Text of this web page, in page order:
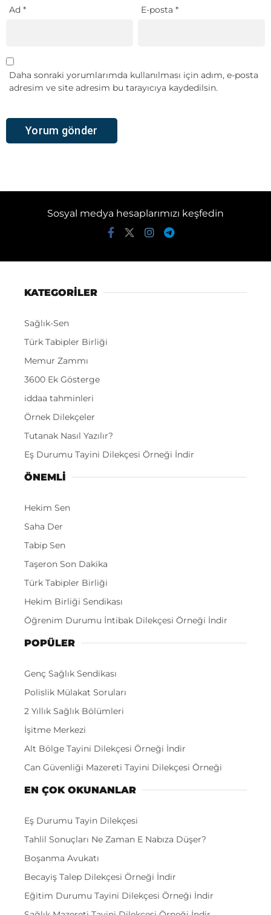
Ad * E-posta*
Daha sonraki yorumlarımda kullanılması için adım, e-posta
adresim ve site adresim bu tarayıcıya kaydedilsin.
Sosyal medya hesaplarımızı keşfedin
KATEGORİLER
Sağlık-Sen
Türk Tabipler Birliği
Memur Zammı
3600 Ek Gösterge
iddaa tahminleri
Örnek Dilekçeler
Tutanak Nasıl Yazılır?
Eş Durumu Tayini Dilekçesi Örneği İndir
ÖNEMLI
Hekim Sen
Saha Der
Tabip Sen
Taşeron Son Dakika
Türk Tabipler Birliği
Hekim Birliği Sendikası
Öğrenim Durumu İntibak Dilekçesi Örneği İndir
POPÜLER
Genç Sağlık Sendikası
Polislik Mülakat Soruları
2 Yıllık Sağlık Bölümleri
İşitme Merkezi
Alt Bölge Tayini Dilekçesi Örneği İndir
Can Güvenliği Mazereti Tayini Dilekçesi Örneği
EN ÇOK OKUNANLAR
Eş Durumu Tayin Dilekçesi
Tahlil Sonuçları Ne Zaman E Nabıza Düşer?
Boşanma Avukatı
Becayiş Talep Dilekçesi Örneği İndir
Eğitim Durumu Tayini Dilekçesi Örneği İndir